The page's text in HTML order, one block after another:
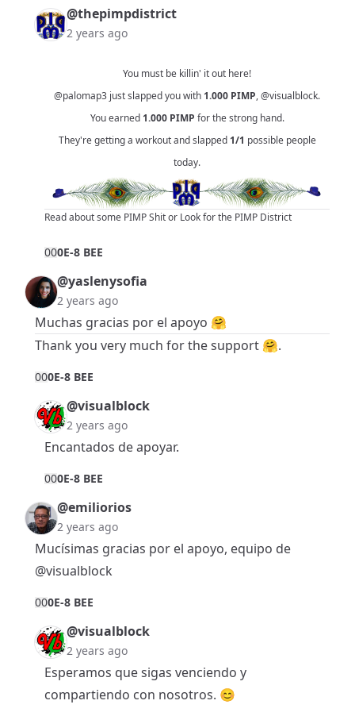
@thepimpdistrict
2 years ago
You must be killin' it out here!
@palomap3 just slapped you with 1.000 PIMP,@visualblock.
You earned 1.000 PIMP for the strong hand.
They're getting a workout and slapped 1/1 possible people
today.
Read about some PIMP Shitor Look for the PIMP District
000E-8 BEE
@yaslenysofia
2 years ago
Muchas gracias por el apoyo 🤗
Thank you very much for the support 🤗.
000E-8 BEE
@visualblock
2 years ago
Encantados de apoyar.
000E-8 BEE
@emiliorios
2 years ago
Mucísimas gracias por el apoyo, equipo de
@visualblock
000E-8 BEE
@visualblock
2 years ago
Esperamos que sigas venciendo y
compartiendo con nosotros. 😊